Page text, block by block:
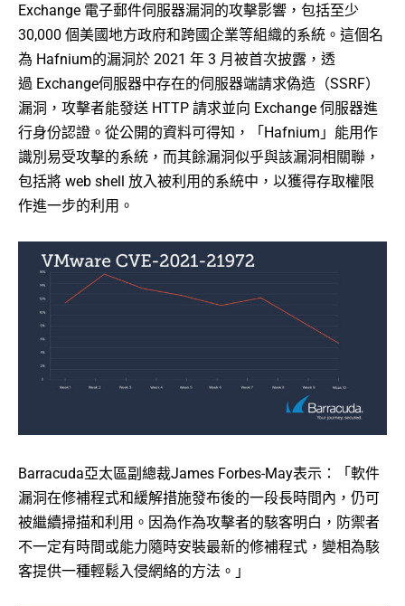
Exchange 電子郵件伺服器漏洞的攻擊影響，包括至少
30,000 個美國地方政府和跨國企業等組織的系統。這個名
為 Hafnium的漏洞於 2021 年 3 月被首次披露，透
過 Exchange伺服器中存在的伺服器端請求偽造（SSRF）
漏洞，攻擊者能發送 HTTP 請求並向 Exchange 伺服器進
行身份認證。從公開的資料可得知，「Hafnium」能用作
識別易受攻擊的系統，而其餘漏洞似乎與該漏洞相關聯，
包括將 web shell 放入被利用的系統中，以獲得存取權限
作進一步的利用。
Barracuda亞太區副總裁James Forbes-May表示：「軟件
漏洞在修補程式和緩解措施發布後的一段長時間內，仍可
被繼續掃描和利用。因為作為攻擊者的駭客明白，防禦者
不一定有時間或能力隨時安裝最新的修補程式，變相為駭
客提供一種輕鬆入侵網絡的方法。」